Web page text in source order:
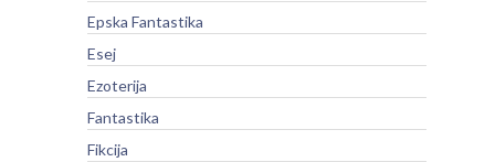
Epska Fantastika
Esej
Ezoterija
Fantastika
Fikcija